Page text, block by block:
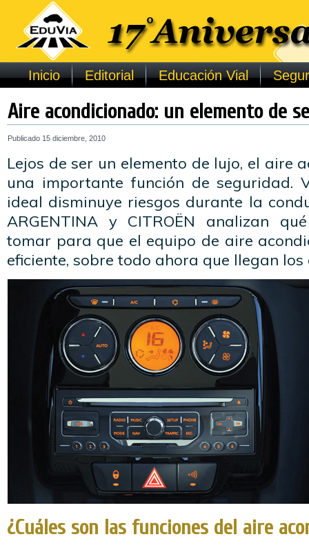
Inicio Editorial Educación Vial
Aire acondicionado: un elemento de
Publicado 15 diciembre, 2010
Lejos de ser un elemento de lujo, el aire
una importante función de seguridad.
ideal disminuye riesgos durante la
ARGENTINA y CITROËN analizan
tomar para que el equipo de aire
eficiente, sobre todo ahora que llegan
¿Cuáles son las funciones del aire